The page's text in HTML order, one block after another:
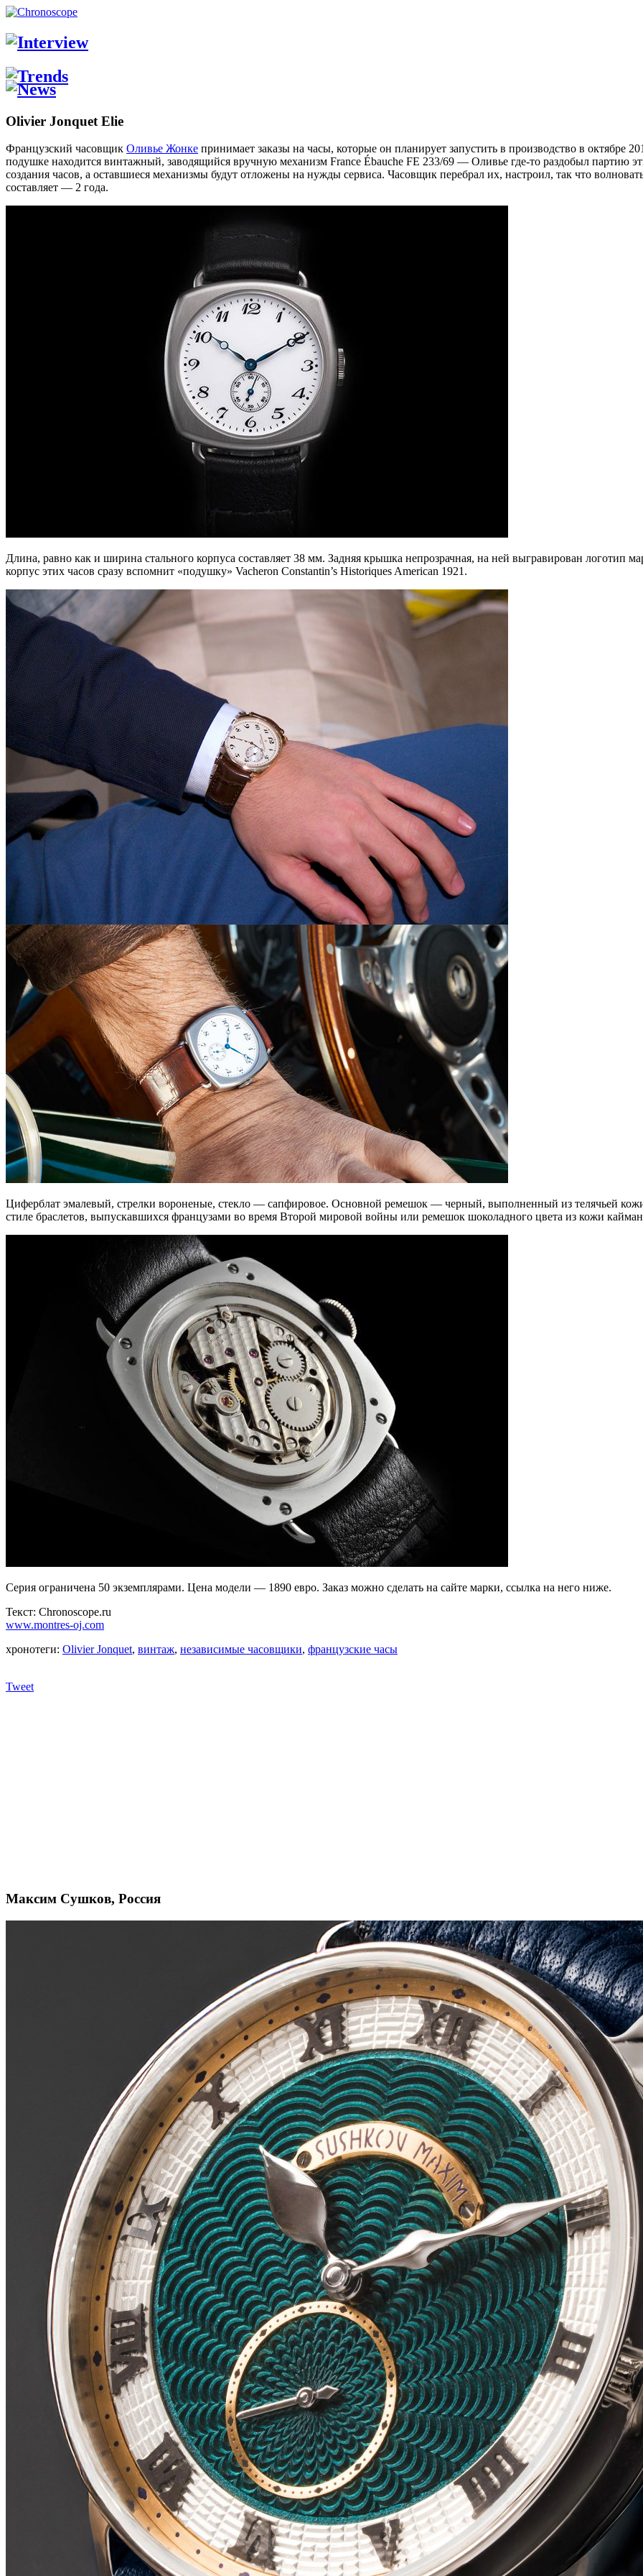
Olivier Jonquet Elie
Французский часовщик Оливье Жонке принимает заказы на часы, которые он планирует запустить в производство в октябре
подушке находится винтажный, заводящийся вручную механизм France Ébauche FE 233/69 — Оливье где-то раздобыл партию
создания часов, а оставшиеся механизмы будут отложены на нужды сервиса. Часовщик перебрал их, настроил, так что
составляет — 2 года.
Длина, равно как и ширина стального корпуса составляет 38 мм. Задняя крышка непрозрачная, на ней выгравирован логотип
корпус этих часов сразу вспомнит «подушку» Vacheron Constantin’s Historiques American 1921.
Циферблат эмалевый, стрелки вороненые, стекло — сапфировое. Основной ремешок — черный, выполненный из телячьей
стиле браслетов, выпускавшихся французами во время Второй мировой войны или ремешок шоколадного цвета из кожи
Серия ограничена 50 экземплярами. Цена модели — 1890 евро. Заказ можно сделать на сайте марки, ссылка на него ниже.
Текст: Chronoscope.ru
www.montres-oj.com
хронотеги: Olivier Jonquet, винтаж, независимые часовщики, французские часы
Tweet
Максим Сушков, Россия